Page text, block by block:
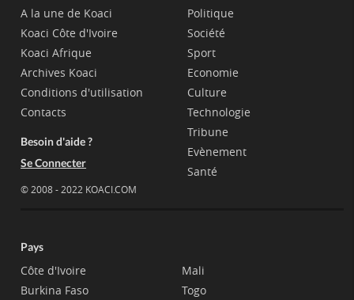
A la une de Koaci
Koaci Côte d'Ivoire
Koaci Afrique
Archives Koaci
Conditions d'utilisation
Contacts
Besoin d'aide ?
Se Connecter
© 2008 - 2022 KOACI.COM
Politique
Société
Sport
Economie
Culture
Technologie
Tribune
Evènement
Santé
Pays
Côte d'Ivoire
Burkina Faso
Mali
Togo